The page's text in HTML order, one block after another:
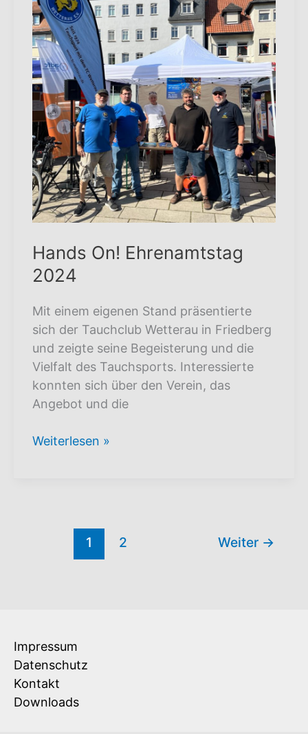
Hands On! Ehrenamtstag
2024
Mit einem eigenen Stand präsentierte
sich der Tauchclub Wetterau in Friedberg
und zeigte seine Begeisterung und die
Vielfalt des Tauchsports. Interessierte
konnten sich über den Verein, das
Angebot und die
Hands
Weiterlesen »
1 2 Weiter →
Impressum
Datenschutz
Kontakt
Downloads